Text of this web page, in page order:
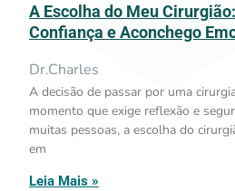
A Escolha do Meu
Confiança e Aconchego
Dr.Charles
A decisão de passar por uma
momento que exige reflexão e
muitas pessoas, a escolha do
em
Leia Mais »